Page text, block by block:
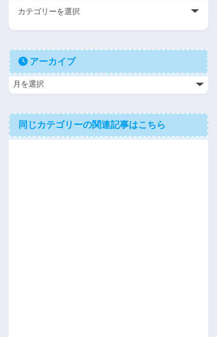
アーカイブ
同じカテゴリーの関連記事はこちら